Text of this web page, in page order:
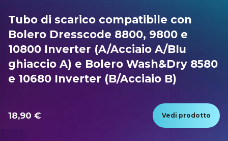
Tubo di scarico compatibile con
Bolero Dresscode 8800, 9800 e
10800 Inverter (A/Acciaio A/Blu
ghiaccio A) e Bolero Wash&Dry 8580
e 10680 Inverter (B/Acciaio B)
18,90 € Vedi prodotto